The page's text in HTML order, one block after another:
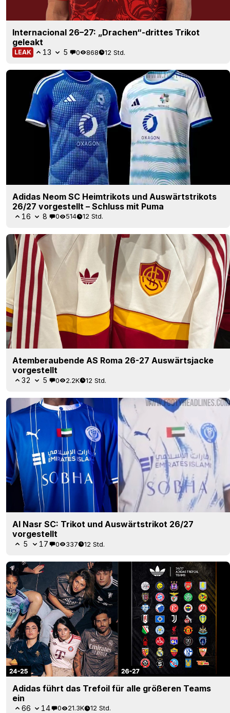
Internacional 26–27: „Drachen“-drittes Trikot
geleakt
LEAK 13 5 0 868 12 Std.
Adidas Neom SC Heimtrikots und Auswärtstrikots
26/27 vorgestellt – Schluss mit Puma
16 8 0 514 12 Std.
Atemberaubende AS Roma 26-27 Auswärtsjacke
vorgestellt
32 5 0 2.2K 12 Std.
Al Nasr SC: Trikot und Auswärtstrikot 26/27
vorgestellt
5 17 0 337 12 Std.
Adidas führt das Trefoil für alle größeren Teams
ein
66 14 0 21.3K 12 Std.